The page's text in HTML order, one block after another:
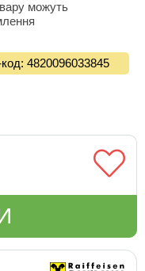
можуть
4820096033845